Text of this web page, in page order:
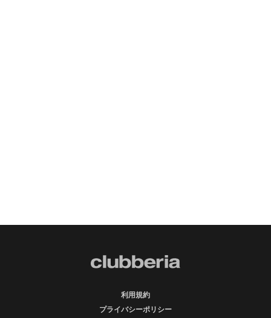
利用規約
プライバシーポリシー